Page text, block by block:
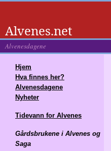
Alvenes.net
Alvenesdagene
Hjem
Hva finnes her?
Alvenesdagene
Nyheter
Tidevann for Alvenes
Gårdsbrukene i Alvenes og
Saga